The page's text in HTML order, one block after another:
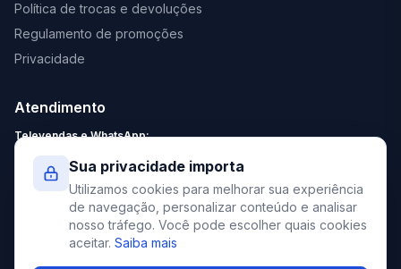
Política de trocas e devoluções
Regulamento de promoções
Privacidade
Atendimento
Televendas e WhatsApp:
Sábado: 9:00 - 13:00
contato@elevato.com.br
+55 51 4042-9413
Sua privacidade importa
Utilizamos cookies para melhorar sua experiência
de navegação, personalizar conteúdo e analisar
nosso tráfego. Você pode escolher quais cookies
aceitar. Saiba mais